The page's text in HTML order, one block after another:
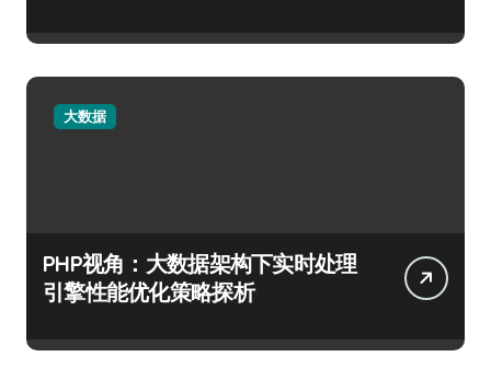
大数据
PHP视角：大数据架构下实时处理
引擎性能优化策略探析